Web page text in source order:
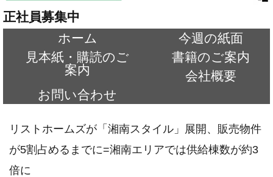
正社員募集中
ホーム
今週の紙面
見本紙・購読のご
案内
書籍のご案内
会社概要
お問い合わせ
リストホームズが「湘南スタイル」展開、販売物件
が5割占めるまでに=湘南エリアでは供給棟数が約3
倍に